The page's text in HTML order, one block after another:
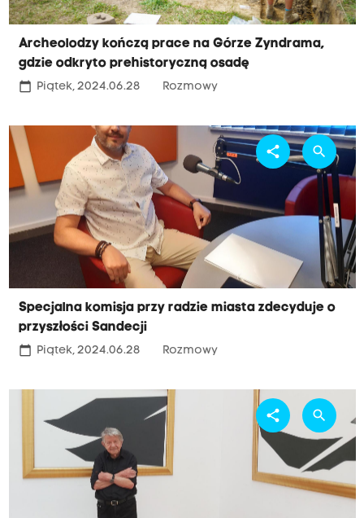
Archeolodzy kończą prace na Górze Zyndrama,
gdzie odkryto prehistoryczną osadę
calendar_today Piątek, 2024.06.28 Rozmowy
Specjalna komisja przy radzie miasta zdecyduje o
przyszłości Sandecji
calendar_today Piątek, 2024.06.28 Rozmowy
share search
share search